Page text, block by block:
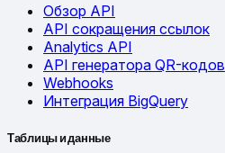
Обзор API
API сокращения ссылок
Analytics API
API генератора QR-кодов
Webhooks
Интеграция BigQuery
Таблицы и данные